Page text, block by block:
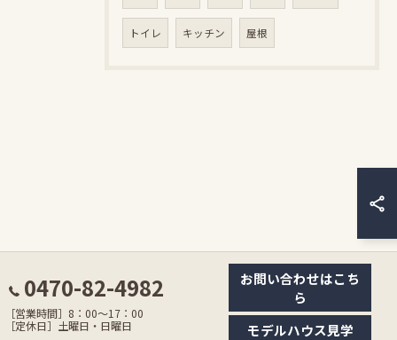
トイレ キッチン 屋根
0470-82-4982
［営業時間］8：00〜17：00
［定休日］土曜日・日曜日
お問い合わせはこち
ら
モデルハウス見学